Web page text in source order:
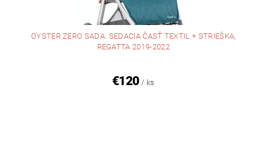
OYSTER ZERO SADA: SEDACIA ČASŤ TEXTIL + STRIEŠKA,
REGATTA 2019-2022
€120 / ks